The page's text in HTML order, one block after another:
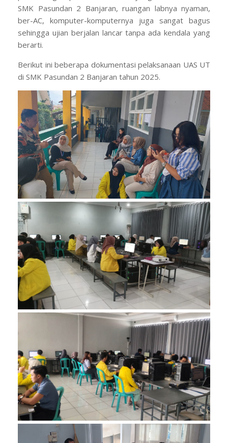
SMK Pasundan 2 Banjaran, ruangan labnya nyaman,
ber-AC, komputer-komputernya juga sangat bagus
sehingga ujian berjalan lancar tanpa ada kendala yang
berarti.
Berikut ini beberapa dokumentasi pelaksanaan UAS UT
di SMK Pasundan 2 Banjaran tahun 2025.